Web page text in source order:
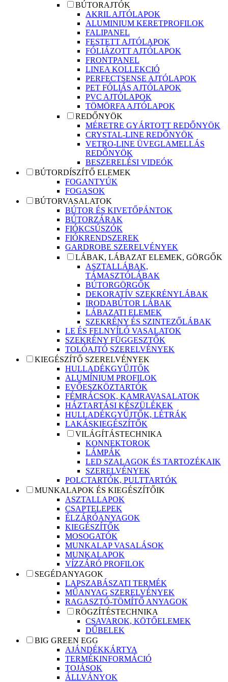
BÚTORAJTÓK
AKRIL AJTÓLAPOK
ALUMINIUM KERETPROFILOK
FALIPANEL
FESTETT AJTÓLAPOK
FÓLIÁZOTT AJTÓLAPOK
FRONTPANEL
LINEA KOLLEKCIÓ
PERFECTSENSE AJTÓLAPOK
PET FÓLIÁS AJTÓLAPOK
PVC AJTÓLAPOK
TÖMÖRFA AJTÓLAPOK
REDŐNYÖK
MÉRETRE GYÁRTOTT REDŐNYÖK
CRYSTAL-LINE REDŐNYÖK
VETRO-LINE ÜVEGLAMELLÁS
REDŐNYÖK
BESZERELÉSI VIDEÓK
BÚTORDÍSZÍTŐ ELEMEK
FOGANTYÚK
FOGASOK
BÚTORVASALATOK
BÚTOR ÉS KIVETŐPÁNTOK
BÚTORZÁRAK
FIÓKCSÚSZÓK
FIÓKRENDSZEREK
GARDROBE SZERELVÉNYEK
LÁBAK, LÁBAZAT ELEMEK, GÖRGŐK
ASZTALLÁBAK,
TÁMASZTÓLÁBAK
BÚTORGÖRGŐK
DEKORATÍV SZEKRÉNYLÁBAK
IRODABÚTOR LÁBAK
LÁBAZATI ELEMEK
SZEKRÉNY ÉS SZINTEZŐLÁBAK
LE ÉS FELNYÍLÓ VASALATOK
SZEKRÉNY FÜGGESZTŐK
TOLÓAJTÓ SZERELVÉNYEK
KIEGÉSZÍTŐ SZERELVÉNYEK
HULLADÉKGYŰJTŐK
ALUMÍNIUM PROFILOK
EVŐESZKÖZTARTÓK
FÉMRÁCSOK, KAMRAVASALATOK
HÁZTARTÁSI KÉSZÜLÉKEK
HULLADÉKGYŰJTŐK, LÉTRÁK
LAKÁSKIEGÉSZÍTŐK
VILÁGÍTÁSTECHNIKA
KONNEKTOROK
LÁMPÁK
LED SZALAGOK ÉS TARTOZÉKAIK
SZERELVÉNYEK
POLCTARTÓK, PULTTARTÓK
MUNKALAPOK ÉS KIEGÉSZÍTŐIK
ASZTALLAPOK
CSAPTELEPEK
ÉLZÁRÓANYAGOK
KIEGÉSZÍTŐK
MOSOGATÓK
MUNKALAP VASALÁSOK
MUNKALAPOK
VÍZZÁRÓ PROFILOK
SEGÉDANYAGOK
LAPSZABÁSZATI TERMÉK
MŰANYAG SZERELVÉNYEK
RAGASZTÓ-TÖMÍTŐ ANYAGOK
RÖGZÍTÉSTECHNIKA
CSAVAROK, KÖTŐELEMEK
DŰBELEK
BIG GREEN EGG
AJÁNDÉKKÁRTYA
TERMÉKINFORMÁCIÓ
TOJÁSOK
ÁLLVÁNYOK